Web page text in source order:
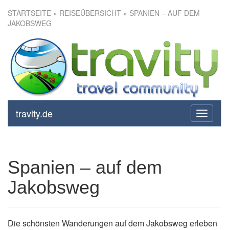
STARTSEITE » REISEÜBERSICHT » SPANIEN – AUF DEM
JAKOBSWEG
toggle
travity.de
Spanien – auf dem Jakobsweg
Spanien – auf dem
Jakobsweg
Die schönsten Wanderungen auf dem Jakobsweg erleben